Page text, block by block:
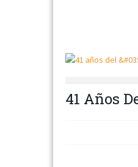
41 Años